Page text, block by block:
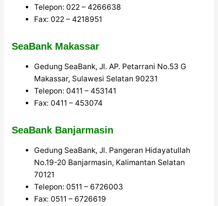
Telepon: 022 – 4266638
Fax: 022 – 4218951
SeaBank Makassar
Gedung SeaBank, Jl. AP. Petarrani No.53 G
Makassar, Sulawesi Selatan 90231
Telepon: 0411 – 453141
Fax: 0411 – 453074
SeaBank Banjarmasin
Gedung SeaBank, Jl. Pangeran Hidayatullah
No.19-20 Banjarmasin, Kalimantan Selatan
70121
Telepon: 0511 – 6726003
Fax: 0511 – 6726619